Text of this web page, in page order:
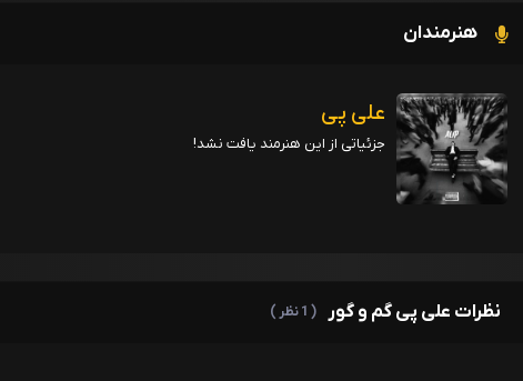
هنرمندان
علی پی
جزئیاتی از این هنرمند یافت نشد!
نظرات علی پی گم و گور ( 1 نظر )